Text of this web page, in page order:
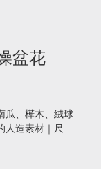
盆花
瓜、樺木、絨球
人造素材｜尺